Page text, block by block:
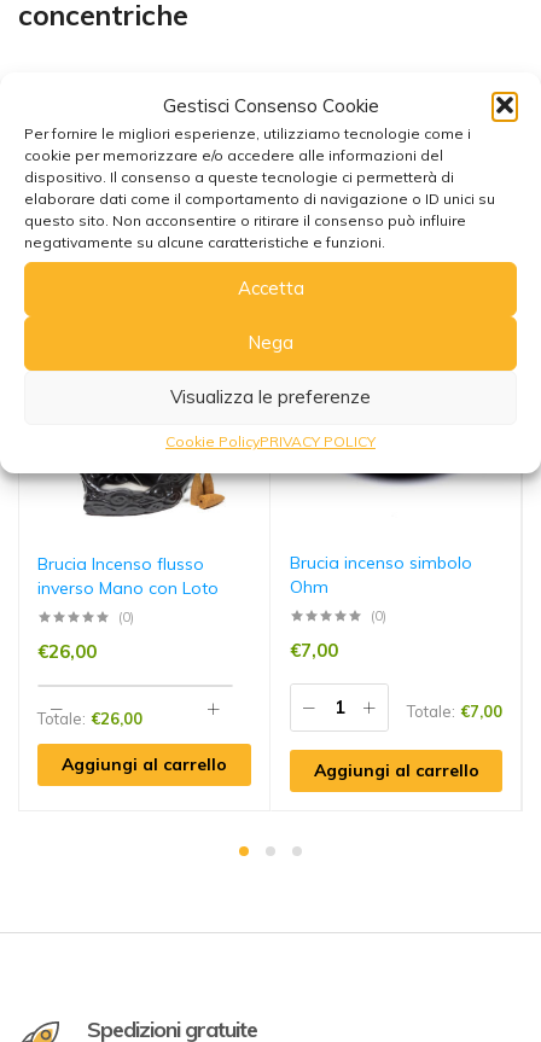
Gestisci Consenso Cookie
Per fornire le migliori esperienze, utilizziamo tecnologie come i
cookie per memorizzare e/o accedere alle informazioni del
dispositivo. Il consenso a queste tecnologie ci permetterà di
elaborare dati come il comportamento di navigazione o ID unici su
questo sito. Non acconsentire o ritirare il consenso può influire
negativamente su alcune caratteristiche e funzioni.
Accetta
Nega
Visualizza le preferenze
Cookie PolicyPRIVACY POLICY
concentriche
Potrebbe interessarti anche
Brucia Incenso flusso
inverso Mano con Loto
(0)
€26,00
Totale: €26,00
Aggiungi al carrello
Brucia incenso simbolo
Ohm
(0)
€7,00
Totale: €7,00
Aggiungi al carrello
Spedizioni gratuite